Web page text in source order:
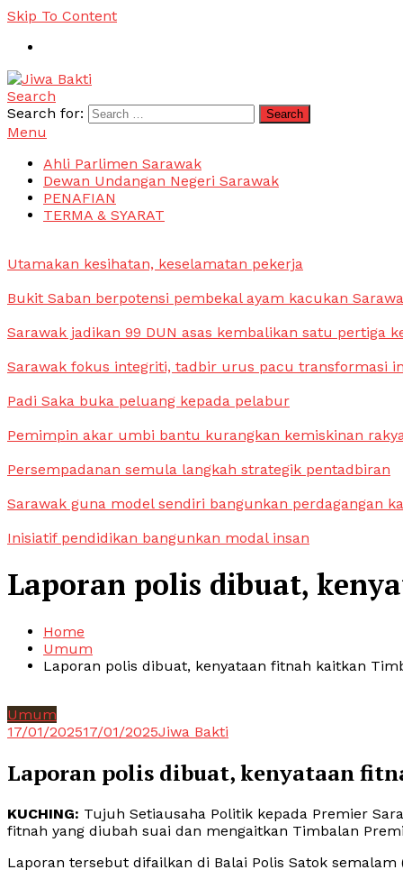
Skip To Content
Jiwa Bakti
Suara PBB Sarawak
Search
Search for:
Menu
Ahli Parlimen Sarawak
Dewan Undangan Negeri Sarawak
PENAFIAN
TERMA & SYARAT
Utamakan kesihatan, keselamatan pekerja
Bukit Saban berpotensi pembekal ayam kacukan
Sarawak jadikan 99 DUN asas kembalikan satu pertiga
Sarawak fokus integriti, tadbir urus pacu transformasi
Padi Saka buka peluang kepada pelabur
Pemimpin akar umbi bantu kurangkan kemiskinan
Persempadanan semula langkah strategik pentadbiran
Sarawak guna model sendiri bangunkan perdagangan
Inisiatif pendidikan bangunkan modal insan
Laporan polis dibuat,
Home
Umum
Laporan polis dibuat, kenyataan fitnah kaitkan
Umum
17/01/202517/01/2025Jiwa Bakti
Laporan polis dibuat, kenyataan
KUCHING: Tujuh Setiausaha Politik kepada Premier
fitnah yang diubah suai dan mengaitkan Timbalan
Laporan tersebut difailkan di Balai Polis Satok semalam